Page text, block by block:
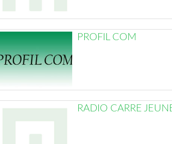
PROFIL COM
RADIO CARRE